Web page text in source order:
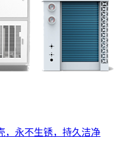
，永不生锈，持久洁净